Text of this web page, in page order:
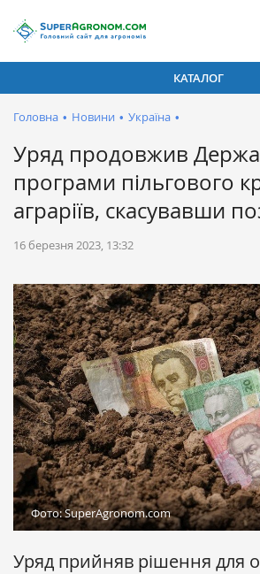
КАТАЛОГ
Головна • Новини • Україна •
Уряд продовжив
програми пільгового
аграріїв, скасувавши
16 березня 2023, 13:32
Фото: SuperAgronom.com
Уряд прийняв рішення для